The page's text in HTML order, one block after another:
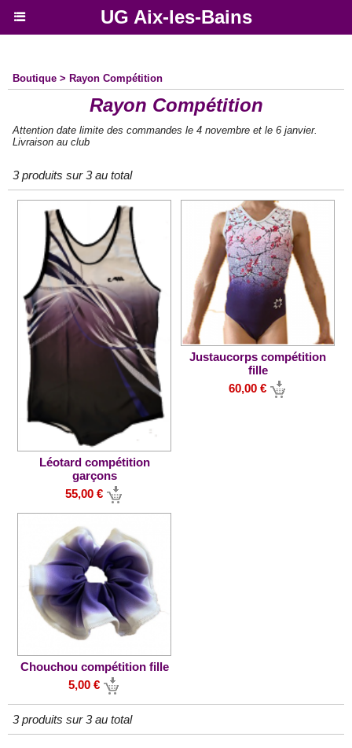
UG Aix-les-Bains
Boutique > Rayon Compétition
Rayon Compétition
Attention date limite des commandes le 4 novembre et le 6 janvier.
Livraison au club
3 produits sur 3 au total
Léotard compétition
garçons
55,00 €
Justaucorps compétition
fille
60,00 €
Chouchou compétition fille
5,00 €
3 produits sur 3 au total